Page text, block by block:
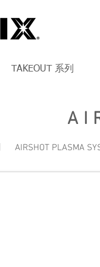
TAKEOUT 系列
AIRSHOT PLASMA